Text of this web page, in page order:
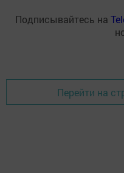
Подписывайтесь на
Перейти на